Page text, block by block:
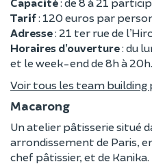
Tarif: 120 euros par
Adresse: 21 ter rue de
Horaires d’ouverture: du
et le week-end de 8h à 20h.
Voir tous les team building
Macarong
Un atelier pâtisserie situé
arrondissement de Paris,
chef pâtissier, et de